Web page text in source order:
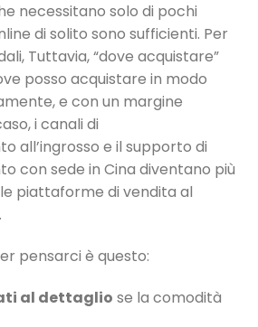
necessitano solo di pochi
di solito sono sufficienti. Per
Tuttavia, “dove acquistare”
posso acquistare in modo
e con un margine
i canali di
all’ingrosso e il supporto di
con sede in Cina diventano più
piattaforme di vendita al
pensarci è questo:
al dettaglio se la comodità